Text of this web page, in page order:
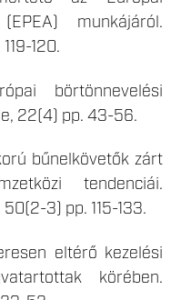
munkájáról.
120.
börtönnevelési
22(4) pp. 43-56.
bűnelkövetők zárt
tendenciái.
3) pp. 115-133.
eltérő kezelési
körében.